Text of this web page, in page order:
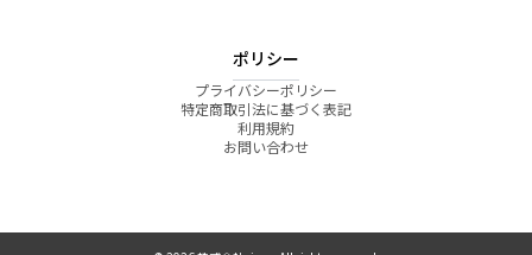
ポリシー
プライバシーポリシー
特定商取引法に基づく表記
利用規約
お問い合わせ